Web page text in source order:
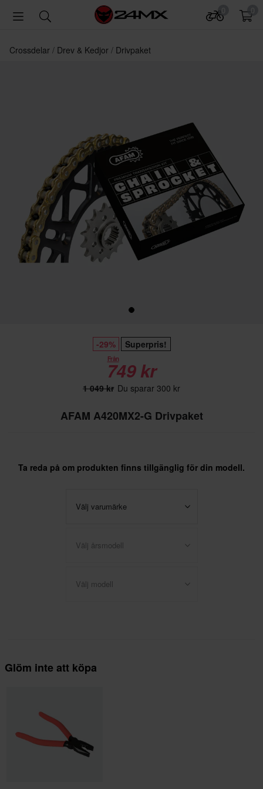
Crossdelar Drev & Kedjor Drivpaket
-29% Superpris!
Från
749 kr
1 049 kr Du sparar 300 kr
AFAM A420MX2-G Drivpaket
Ta reda på om produkten finns tillgänglig för din modell.
Välj varumärke
Välj årsmodell
Välj modell
Glöm inte att köpa